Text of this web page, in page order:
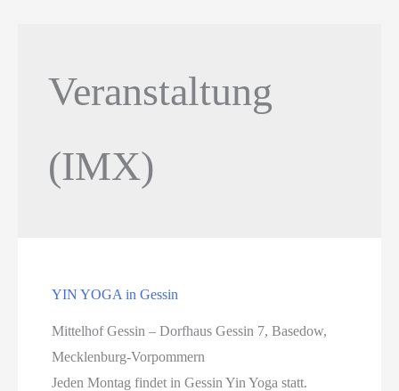
Veranstaltung
(IMX)
YIN YOGA in Gessin
Mittelhof Gessin – Dorfhaus Gessin 7, Basedow,
Mecklenburg-Vorpommern
Jeden Montag findet in Gessin Yin Yoga statt.